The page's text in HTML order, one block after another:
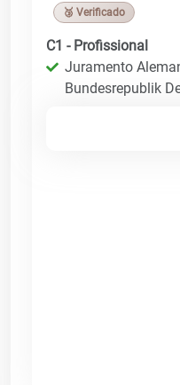
🥉 Verificado
C1 - Profissional
Juramento
Bundesrepublik